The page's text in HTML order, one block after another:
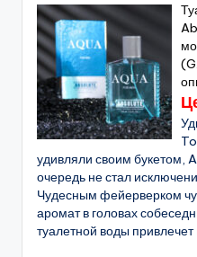
удивляли своим букетом,
очередь не стал
Чудесным фейерверком
аромат в головах
туалетной воды привлечет